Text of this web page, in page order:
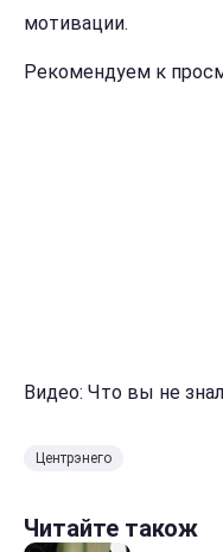
мотивации.
Рекомендуем к
Видео: Что вы не
Центрэнего
Читайте також